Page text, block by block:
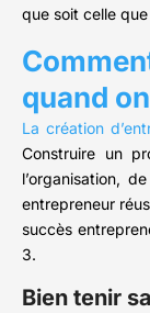
que soit celle
quand
La création
Construire un
l’organisation,
entrepreneur
succès
3.
Bien tenir